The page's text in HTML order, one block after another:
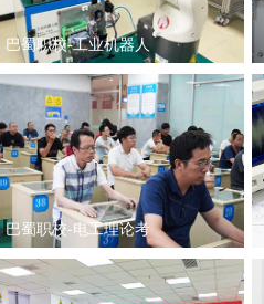
巴蜀职校-工业机器人
巴蜀职校-电工理论考